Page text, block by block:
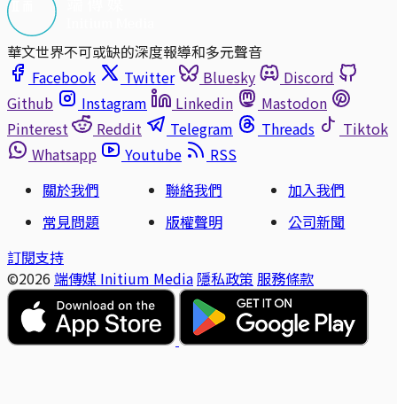
華文世界不可或缺的深度報導和多元聲音
Facebook
Twitter Bluesky
Discord
Github
Instagram Linkedin
Mastodon
Pinterest
Reddit Telegram Threads
Tiktok
Whatsapp
Youtube
RSS
關於我們
聯絡我們
加入我們
常見問題
版權聲明
公司新聞
訂閱支持
©2026 端傳媒 Initium Media 隱私政策 服務條款